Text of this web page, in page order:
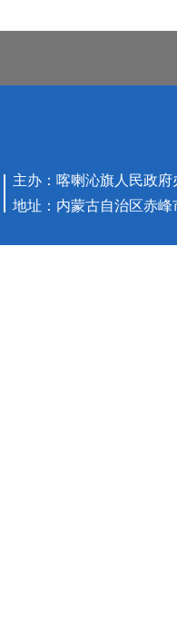
主办：喀喇沁旗人民政
地址：内蒙古自治区赤